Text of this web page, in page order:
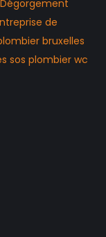
Dégorgement
de
bruxelles
sos plombier wc